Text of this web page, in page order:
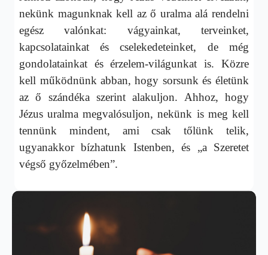
nekünk magunknak kell az ő uralma alá rendelni
egész valónkat: vágyainkat, terveinket,
kapcsolatainkat és cselekedeteinket, de még
gondolatainkat és érzelem-világunkat is. Közre
kell működnünk abban, hogy sorsunk és életünk
az ő szándéka szerint alakuljon. Ahhoz, hogy
Jézus uralma megvalósuljon, nekünk is meg kell
tennünk mindent, ami csak tőlünk telik,
ugyanakkor bízhatunk Istenben, és „a Szeretet
végső győzelmében”.